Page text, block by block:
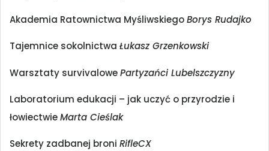
Akademia Ratownictwa MyśliwskiegoBorys Rudajko
Tajemnice sokolnictwa Łukasz Grzenkowski
Warsztaty survivalowePartyzańci Lubelszczyzny
Laboratorium edukacji – jak uczyć o przyrodzie i
łowiectwieMarta Cieślak
Sekrety zadbanej broni RifleCX